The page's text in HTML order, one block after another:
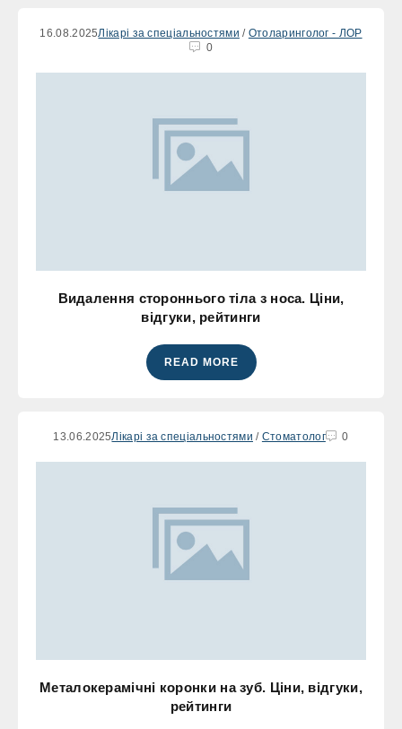
16.08.2025Лікарі за спеціальностями / Отоларинголог - ЛОР
0
Видалення стороннього тіла з носа. Ціни,
відгуки, рейтинги
READ MORE
13.06.2025Лікарі за спеціальностями / Стоматолог 0
Металокерамічні коронки на зуб. Ціни, відгуки,
рейтинги